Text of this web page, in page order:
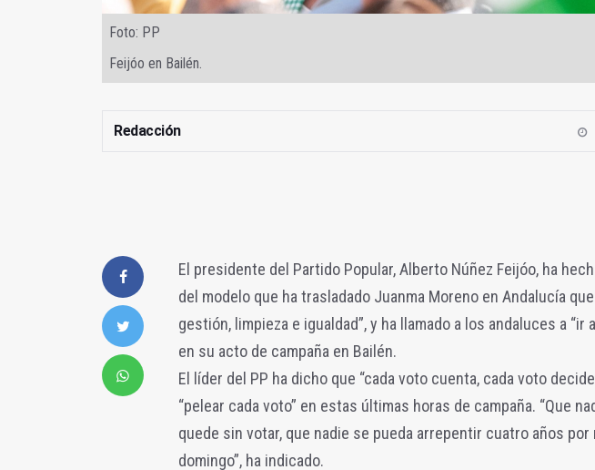
Foto: PP
Feijóo en Bailén.
Redacción
El presidente del Partido Popular, Alberto Núñez Feijóo, ha
del modelo que ha trasladado Juanma Moreno en Andalucía
gestión, limpieza e igualdad”, y ha llamado a los andaluces a
en su acto de campaña en Bailén.
El líder del PP ha dicho que “cada voto cuenta, cada voto
“pelear cada voto” en estas últimas horas de campaña. “Que
quede sin votar, que nadie se pueda arrepentir cuatro años por
domingo”, ha indicado.